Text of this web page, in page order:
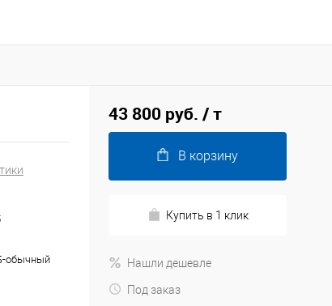
обычный
43 800 руб. / т
В корзину
Купить в 1 клик
Нашли дешевле
Под заказ